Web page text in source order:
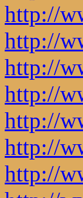
http://
http://
http://
http://
http://
http://
http://